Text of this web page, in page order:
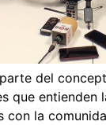
del
que entienden
con la